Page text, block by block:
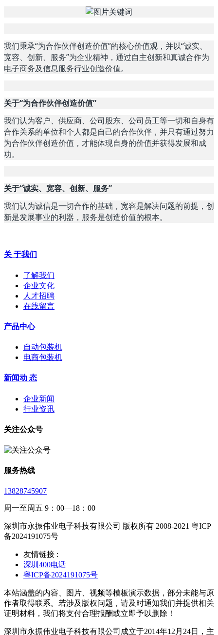
我们秉承“为合作伙伴创造价值”的核心价值观，并以“诚实、
宽容、创新、服务”为企业精神，通过自主创新和真诚合作为
电子商务及信息服务行业创造价值。
关于“为合作伙伴创造价值”
我们认为客户、供应商、公司股东、公司员工等一切和自身有
合作关系的单位和个人都是自己的合作伙伴，并只有通过努力
为合作伙伴创造价值，才能体现自身的价值并获得发展和成
功。
关于“诚实、宽容、创新、服务”
我们认为诚信是一切合作的基础，宽容是解决问题的前提，创
新是发展事业的利器，服务是创造价值的根本。
关 于我们
了解我们
企业文化
人才招聘
在线留言
产品中心
自动包装机
电商包装机
新闻动 态
企业新闻
行业资讯
关注公众号
服务热线
13828745907
周一至周五 9：00—18：00
深圳市永振伟业电子科技有限公司 版权所有 2008-2021 粤ICP
备2024191075号
友情链接 :
深圳400电话
粤ICP备2024191075号
本站涵盖的内容、图片、视频等模板演示数据，部分未能与原
作者取得联系。若涉及版权问题，请及时通知我们并提供相关
证明材料，我们将支付合理报酬或立即予以删除！
深圳市永振伟业电子科技有限公司成立于2014年12月24日，主